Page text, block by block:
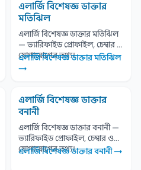
এলার্জি বিশেষজ্ঞ ডাক্তার
মতিঝিল
এলার্জি বিশেষজ্ঞ ডাক্তার মতিঝিল
— ভ্যারিফাইড প্রোফাইল, চেম্বার ও
যোগাযোগের তথ্য।
এলার্জি বিশেষজ্ঞ ডাক্তার মতিঝিল
→
এলার্জি বিশেষজ্ঞ ডাক্তার
বনানী
এলার্জি বিশেষজ্ঞ ডাক্তার বনানী —
ভ্যারিফাইড প্রোফাইল, চেম্বার ও
যোগাযোগের তথ্য।
এলার্জি বিশেষজ্ঞ ডাক্তার বনানী →